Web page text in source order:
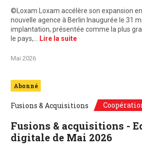
©Loxam Loxam accélère son expansion
nouvelle agence à Berlin Inaugurée le 31
implantation, présentée comme la plus
le pays,… Lire la suite
Mai 2026
Abonné
Fusions & Acquisitions
Fusions & acquisitions -
digitale de Mai 2026